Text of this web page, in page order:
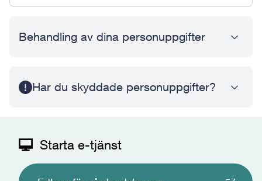
Behandling av dina personuppgifter
Har du skyddade personuppgifter?
Starta e-tjänst